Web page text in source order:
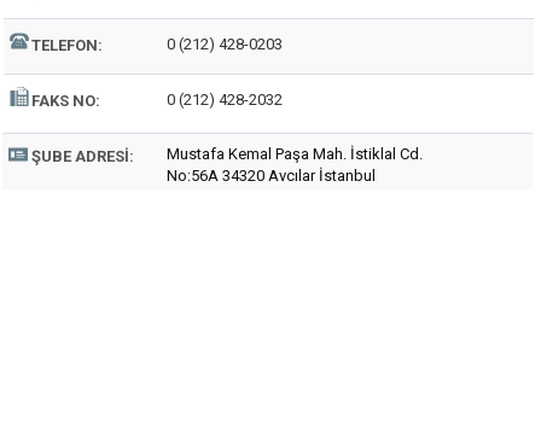
TELEFON: 0 (212) 428-0203
FAKS NO: 0 (212) 428-2032
ŞUBE ADRESI:
Mustafa Kemal Paşa Mah. İstiklal Cd.
No:56A 34320 Avcılar İstanbul